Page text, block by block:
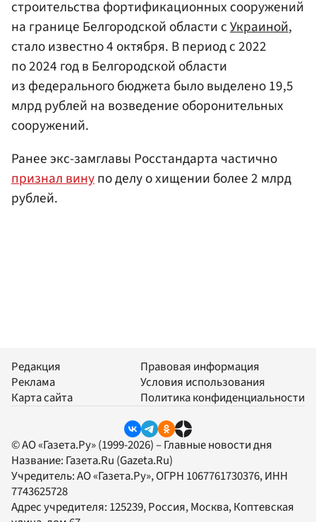
строительства фортификационных сооружений
на границе Белгородской области сУкраиной,
стало известно 4 октября. В период с 2022
по 2024 год в Белгородской области
из федерального бюджета было выделено 19,5
млрд рублей на возведение оборонительных
сооружений.
Ранее экс-замглавы Росстандарта частично
признал винупо делу о хищении более 2 млрд
рублей.
Редакция
Реклама
Карта сайта
Правовая информация
Условия использования
Политика конфиденциальности
© АО «Газета.Ру» (1999-2026) – Главные новости дня
Название: Газета.Ru (Gazeta.Ru)
Учредитель:АО «Газета.Ру», ОГРН 1067761730376, ИНН
7743625728
Адрес учредителя: 125239, Россия, Москва, Коптевская